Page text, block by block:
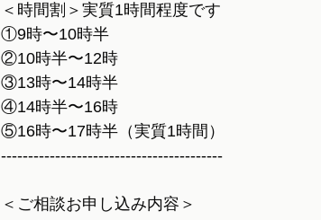
＜時間割＞実質1時間程度です
①9時〜10時半
②10時半〜12時
③13時〜14時半
④14時半〜16時
⑤16時〜17時半（実質1時間）
-----------------------------------------
＜ご相談お申し込み内容＞